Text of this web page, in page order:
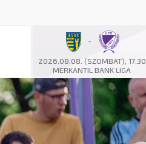
-
2026.08.08. (SZOMBAT), 17:30
MERKANTIL BANK LIGA